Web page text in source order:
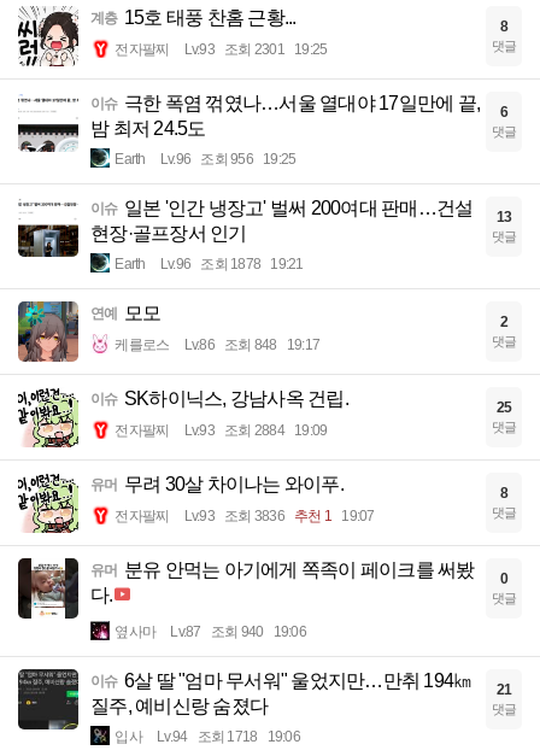
계층 15호 태풍 찬홈 근황...
전자팔찌 Lv.93 조회 2301 19:25
8
댓글
이슈 극한 폭염 꺾였나…서울 열대야 17일만에 끝,
밤 최저 24.5도
Earth Lv.96 조회 956 19:25
6
댓글
이슈 일본 '인간 냉장고' 벌써 200여대 판매…건설
현장·골프장서 인기
Earth Lv.96 조회 1878 19:21
13
댓글
연예 모모
케를로스 Lv.86 조회 848 19:17
2
댓글
이슈 SK하이닉스, 강남사옥 건립.
전자팔찌 Lv.93 조회 2884 19:09
25
댓글
유머 무려 30살 차이나는 와이푸.
전자팔찌 Lv.93 조회 3836 추천 1 19:07
8
댓글
유머 분유 안먹는 아기에게 쪽족이 페이크를 써봤
다.
옆사마 Lv.87 조회 940 19:06
0
댓글
이슈 6살 딸 "엄마 무서워" 울었지만…만취 194㎞
질주, 예비신랑 숨졌다
입사 Lv.94 조회 1718 19:06
21
댓글